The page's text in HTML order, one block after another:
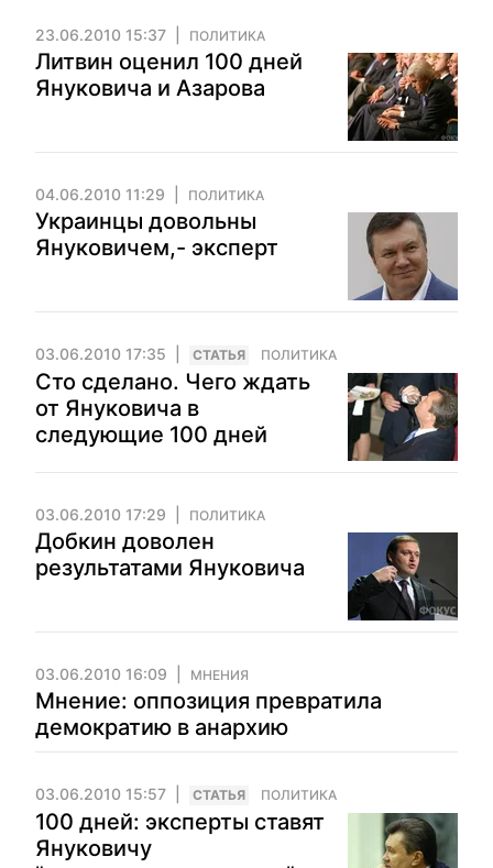
23.06.2010 15:37 ПОЛИТИКА
Литвин оценил 100 дней
Януковича и Азарова
04.06.2010 11:29 ПОЛИТИКА
Украинцы довольны
Януковичем,- эксперт
03.06.2010 17:35 CТАТЬЯ ПОЛИТИКА
Сто сделано. Чего ждать
от Януковича в
следующие 100 дней
03.06.2010 17:29 ПОЛИТИКА
Добкин доволен
результатами Януковича
03.06.2010 16:09 МНЕНИЯ
Мнение: оппозиция превратила
демократию в анархию
03.06.2010 15:57 CТАТЬЯ ПОЛИТИКА
100 дней: эксперты ставят
Януковичу